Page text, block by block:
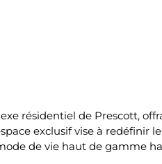
résidentiel de Prescott,
exclusif vise à redéfinir
de vie haut de gamme